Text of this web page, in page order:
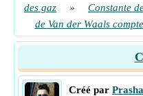
des gaz
» Constante
de Van der Waals
Créé par